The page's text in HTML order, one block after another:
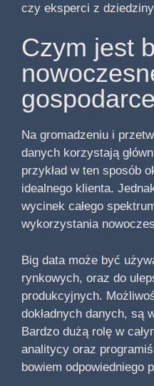
czy eksperci z
Czym jest
Na gromadzeniu i
danych korzystają
przykład w ten sposób
idealnego klienta.
wycinek całego
wykorzystania
Big data może być
rynkowych, oraz do
produkcyjnych.
dokładnych danych, są
Bardzo dużą rolę w
analitycy oraz
bowiem odpowiedniego